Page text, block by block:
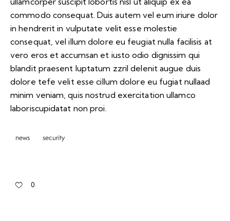
commodo consequat. Duis autem vel eum iriure dolor
in hendrerit in vulputate velit esse molestie
consequat, vel illum dolore eu feugiat nulla facilisis at
vero eros et accumsan et iusto odio dignissim qui
blandit praesent luptatum zzril delenit augue duis
dolore tefe velit esse cillum dolore eu fugiat nullaad
minim veniam, quis nostrud exercitation ullamco
laboriscupidatat non proi.
news security
0